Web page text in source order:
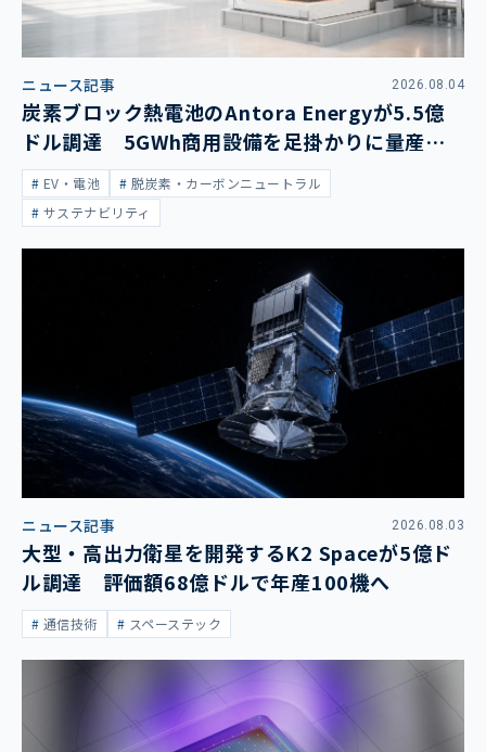
ニュース記事 2026.08.04
炭素ブロック熱電池のAntora Energyが5.5億
ドル調達 5GWh商用設備を足掛かりに量産拡
大EV・電池
脱炭素・カーボンニュートラル
サステナビリティ
ニュース記事 2026.08.03
大型・高出力衛星を開発するK2 Spaceが5億ド
ル調達 評価額68億ドルで年産100機へ
通信技術 スペーステック